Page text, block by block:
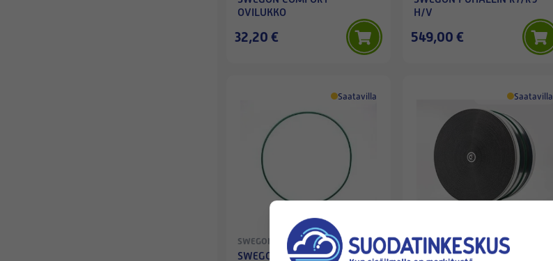
OVILUKKO
32,20 €
H/V
549,00 €
Saatavilla
SWEGON CASA
SWEGON KÄYTTÖHIHNA R7
Saatavilla
SWEGON CASA
SWEGON ROOTTORI R7 H/V